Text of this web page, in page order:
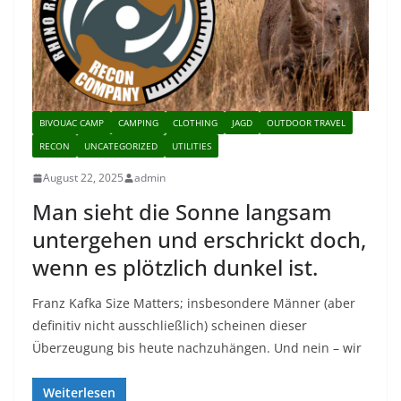
BIVOUAC CAMP CAMPING CLOTHING JAGD
OUTDOOR TRAVEL
RECON
UNCATEGORIZED UTILITIES
August 22, 2025 admin
Man sieht die Sonne langsam
untergehen und erschrickt doch,
wenn es plötzlich dunkel ist.
Franz Kafka Size Matters; insbesondere Männer (aber
definitiv nicht ausschließlich) scheinen dieser
Überzeugung bis heute nachzuhängen. Und nein – wir
Weiterlesen